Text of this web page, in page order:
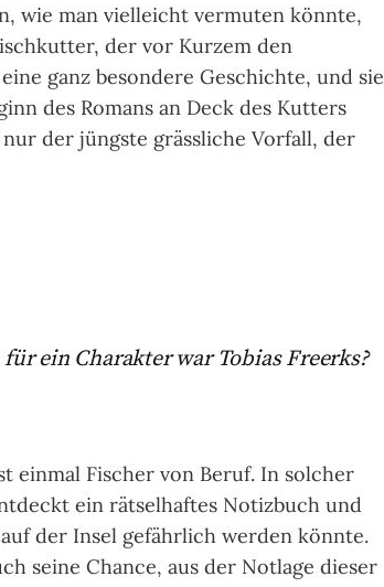
wie man vielleicht vermuten könnte,
der vor Kurzem den
ganz besondere Geschichte, und sie
des Romans an Deck des Kutters
der jüngste grässliche Vorfall, der
ein Charakter war Tobias Freerks?
einmal Fischer von Beruf. In solcher
ein rätselhaftes Notizbuch und
der Insel gefährlich werden könnte.
seine Chance, aus der Notlage dieser